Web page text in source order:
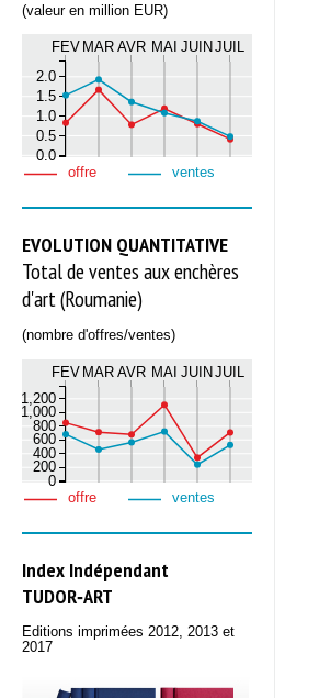
(valeur en million EUR)
FEV MAR AVR MAI JUIN JUIL
0.0
0.5
1.0
1.5
2.0
offre ventes
EVOLUTION QUANTITATIVE
Total de ventes aux enchères
d'art (Roumanie)
(nombre d'offres/ventes)
FEV MAR AVR MAI JUIN JUIL
0
200
400
600
800
1,000
1,200
offre ventes
Index Indépendant
TUDOR‑ART
Editions imprimées 2012, 2013 et
2017